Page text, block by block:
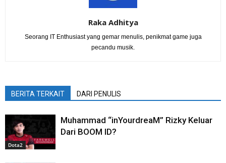
Raka Adhitya
Seorang IT Enthusiast yang gemar menulis, penikmat game juga
pecandu musik.
BERITA TERKAIT DARI PENULIS
Dota2
Muhammad “inYourdreaM” Rizky Keluar
Dari BOOM ID?